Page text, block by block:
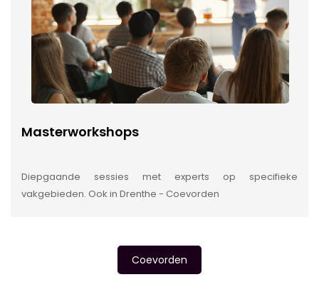
Masterworkshops
Diepgaande sessies met experts op specifieke
vakgebieden. Ook in Drenthe - Coevorden
Coevorden